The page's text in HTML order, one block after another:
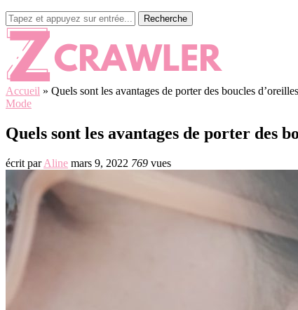
Recherche
Accueil » Quels sont les avantages de porter des boucles
Mode
Quels sont les avantages de porter des
écrit parAline mars 9, 2022 769 vues